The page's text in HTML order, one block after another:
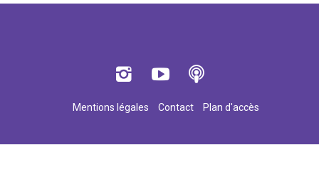
Mentions légales Contact Plan d'accès